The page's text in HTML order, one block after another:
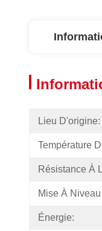
Lieu D'origine:
Température
Résistance À
Mise À
Énergie: